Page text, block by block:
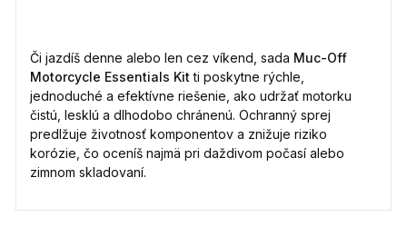
Či jazdíš denne alebo len cez víkend, sada Muc-Off
Motorcycle Essentials Kitti poskytne rýchle,
jednoduché a efektívne riešenie, ako udržať motorku
čistú, lesklú a dlhodobo chránenú. Ochranný sprej
predlžuje životnosť komponentov a znižuje riziko
korózie, čo oceníš najmä pri daždivom počasí alebo
zimnom skladovaní.